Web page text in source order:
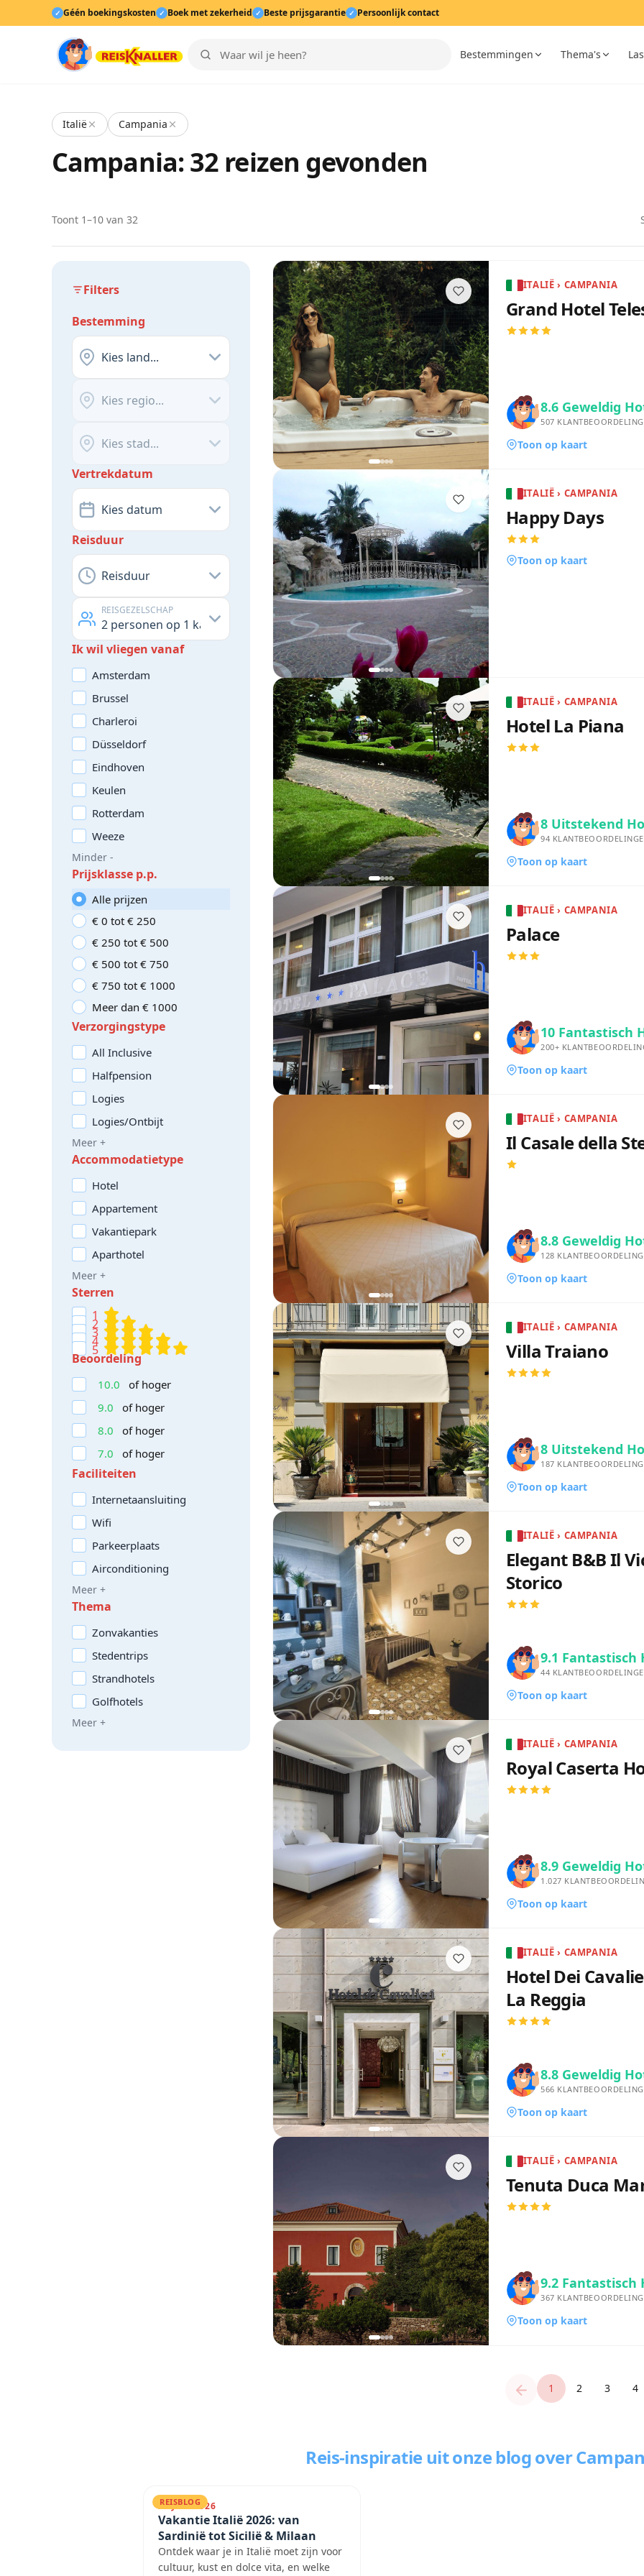
✓ Géén boekingskosten ✓ Boek met zekerheid ✓ Beste prijsgarantie ✓ Persoonlijk contact
Bestemmingen Thema's
Italië Campania
Campania: 32 reizen gevonden
Toont 1–10 van 32
Filters
Bestemming
Kies land...
Kies regio...
Kies stad...
Vertrekdatum
Kies datum
Reisduur
Reisduur
REISGEZELSCHAP
2 personen op 1 kamer
Ik wil vliegen vanaf
Amsterdam
Brussel
Charleroi
Düsseldorf
Eindhoven
Keulen
Rotterdam
Weeze
Minder -
Prijsklasse p.p.
Alle prijzen
€ 0 tot € 250
€ 250 tot € 500
€ 500 tot € 750
€ 750 tot € 1000
Meer dan € 1000
Verzorgingstype
All Inclusive
Halfpension
Logies
Logies/Ontbijt
Meer +
Accommodatietype
Hotel
Appartement
Vakantiepark
Aparthotel
Meer +
Sterren
1
2
3
4
5
Beoordeling
10.0
of hoger
9.0
of hoger
8.0
of hoger
7.0
of hoger
Faciliteiten
Internetaansluiting
Wifi
Parkeerplaats
Airconditioning
Meer +
Thema
Zonvakanties
Stedentrips
Strandhotels
Golfhotels
Meer +
ITALIË › CAMPANIA
Grand Hotel
8.6 Geweldig
507
Toon op kaart
ITALIË › CAMPANIA
Happy Days
Toon op kaart
ITALIË › CAMPANIA
Hotel La Piana
8 Uitstekend
94
Toon op kaart
ITALIË › CAMPANIA
Palace
10 Fantastisch
200+
Toon op kaart
ITALIË › CAMPANIA
Il Casale della
8.8 Geweldig
128
Toon op kaart
ITALIË › CAMPANIA
Villa Traiano
8 Uitstekend
187
Toon op kaart
ITALIË › CAMPANIA
Elegant B&B Il
Storico
9.1 Fantastisch
44
Toon op kaart
ITALIË › CAMPANIA
Royal Caserta
8.9 Geweldig
1.027
Toon op kaart
ITALIË › CAMPANIA
Hotel Dei
La Reggia
8.8 Geweldig
566
Toon op kaart
ITALIË › CAMPANIA
Tenuta Duca
9.2 Fantastisch
367
Toon op kaart
1 2 3 4
Reis-inspiratie uit onze blogover
REISBLOG
31 JULI 2026
Vakantie Italië 2026: van
Sardinië tot Sicilië & Milaan
Ontdek waar je in Italië moet zijn voor
cultuur, kust en dolce vita, en welke